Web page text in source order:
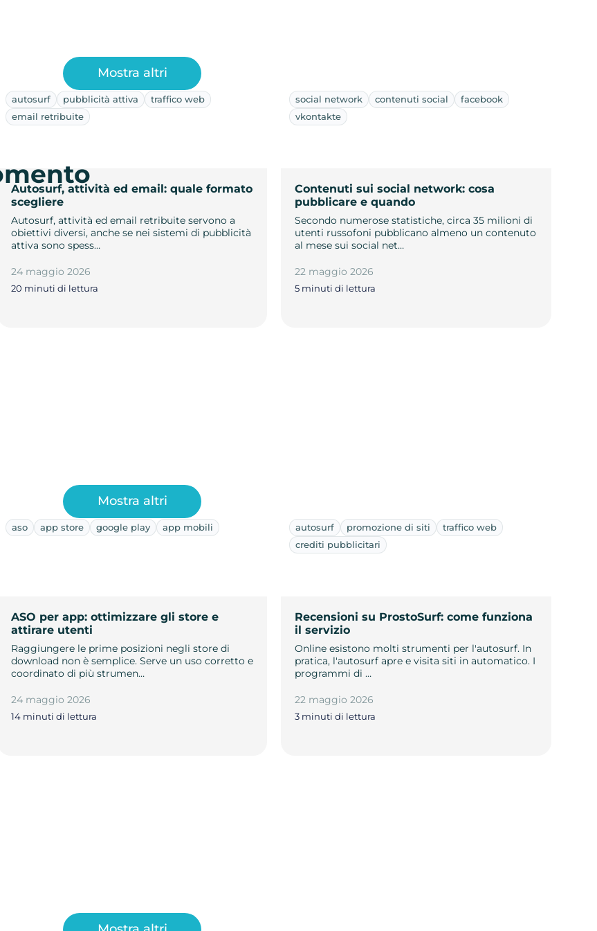
autosurf pubblicità attiva
traffico web
email retribuite
Autosurf, attività ed email: quale formato
scegliere
Autosurf, attività ed email retribuite servono a
obiettivi diversi, anche se nei sistemi di pubblicità
attiva sono spess…
24 maggio 2026
20 minuti di lettura
social network contenuti social
facebook
vkontakte
Contenuti sui social network: cosa
pubblicare e quando
Secondo numerose statistiche, circa 35 milioni di
utenti russofoni pubblicano almeno un contenuto
al mese sui social net…
22 maggio 2026
5 minuti di lettura
Mostra altri
aso app store google play app mobili
ASO per app: ottimizzare gli store e
attirare utenti
Raggiungere le prime posizioni negli store di
download non è semplice. Serve un uso corretto e
coordinato di più strumen…
24 maggio 2026
14 minuti di lettura
autosurf promozione di siti
traffico web
crediti pubblicitari
Recensioni su ProstoSurf: come funziona
il servizio
Online esistono molti strumenti per l'autosurf. In
pratica, l'autosurf apre e visita siti in automatico. I
programmi di …
22 maggio 2026
3 minuti di lettura
Mostra altri